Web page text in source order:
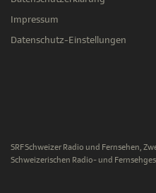
Impressum
Datenschutz-Einstellungen
SRF Schweizer Radio und Fernsehen,
Schweizerischen Radio- und